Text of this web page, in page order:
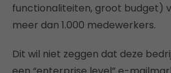
functionaliteiten, groot budget)
meer dan 1.000 medewerkers.
Dit wil niet zeggen dat deze